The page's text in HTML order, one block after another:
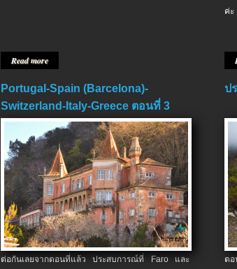
Read more
ค่ะ
Portugal-Spain (Barcelona)-
Switzerland-Italy-Greece ตอนที่ 3
ต่อกันเลยจากตอนที่แล้ว ประสบการณ์ที่ Faro และ
ป
ตอ